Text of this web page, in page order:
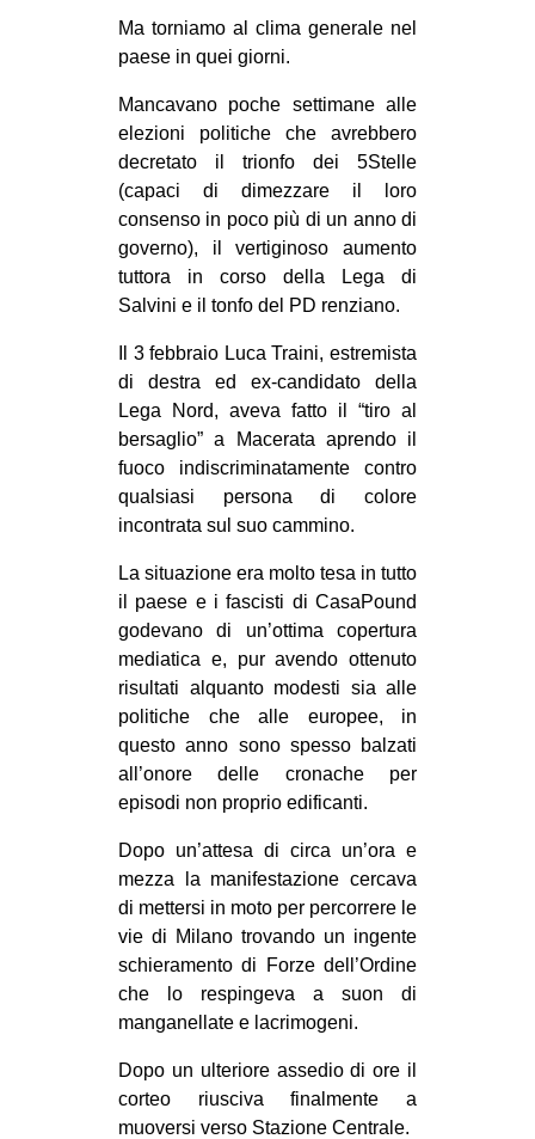
ESTREMO ORIENTE
MEDIO ORIENTE
MONDO
EVENTI
in
tw
bsky
SEARCH
Ma torniamo al clima generale nel
paese in quei giorni.
Mancavano poche settimane alle
elezioni politiche che avrebbero
decretato il trionfo dei 5Stelle
(capaci di dimezzare il loro
consenso in poco più di un anno di
governo), il vertiginoso aumento
tuttora in corso della Lega di
Salvini e il tonfo del PD renziano.
Il 3 febbraio Luca Traini, estremista
di destra ed ex-candidato della
Lega Nord, aveva fatto il “tiro al
bersaglio” a Macerata aprendo il
fuoco indiscriminatamente contro
qualsiasi persona di colore
incontrata sul suo cammino.
La situazione era molto tesa in tutto
il paese e i fascisti di CasaPound
godevano di un’ottima copertura
mediatica e, pur avendo ottenuto
risultati alquanto modesti sia alle
politiche che alle europee, in
questo anno sono spesso balzati
all’onore delle cronache per
episodi non proprio edificanti.
Dopo un’attesa di circa un’ora e
mezza la manifestazione cercava
di mettersi in moto per percorrere le
vie di Milano trovando un ingente
schieramento di Forze dell’Ordine
che lo respingeva a suon di
manganellate e lacrimogeni.
Dopo un ulteriore assedio di ore il
corteo riusciva finalmente a
muoversi verso Stazione Centrale.